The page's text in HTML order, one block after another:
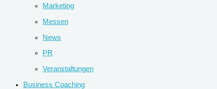
Marketing
Messen
News
PR
Veranstaltungen
Business Coaching